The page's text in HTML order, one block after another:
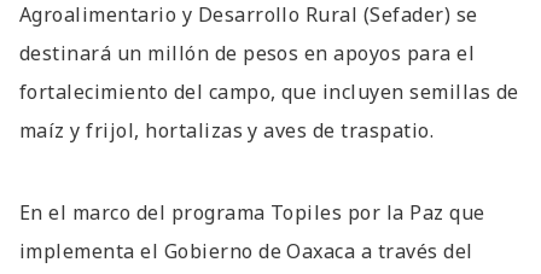
Agroalimentario y Desarrollo Rural (Sefader) se
destinará un millón de pesos en apoyos para el
fortalecimiento del campo, que incluyen semillas de
maíz y frijol, hortalizas y aves de traspatio.
En el marco del programa Topiles por la Paz que
implementa el Gobierno de Oaxaca a través del